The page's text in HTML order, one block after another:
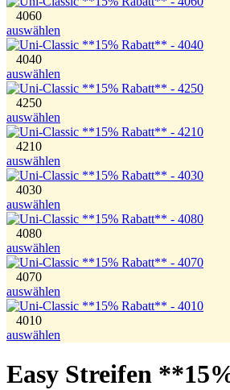
4060
auswählen
4040
auswählen
4250
auswählen
4210
auswählen
4030
auswählen
4080
auswählen
4070
auswählen
4010
auswählen
Easy Streifen